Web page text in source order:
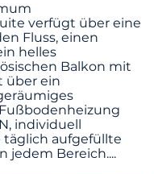
verfügt über eine
Fluss, einen
helles
Balkon mit
über ein
individuell
täglich aufgefüllte
jedem Bereich....